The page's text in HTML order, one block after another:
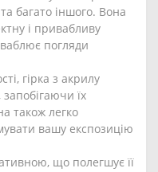
багато іншого. Вона
і привабливу
погляди
гірка з акрилу
їх
також легко
вашу експозицію
що полегшує її